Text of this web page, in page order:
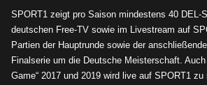
SPORT1 zeigt pro Saison mindestens 40 DEL-
deutschen Free-TV sowie im Livestream auf
Partien der Hauptrunde sowie der anschließ
Finalserie um die Deutsche Meisterschaft.
Game“ 2017 und 2019 wird live auf SPORT1